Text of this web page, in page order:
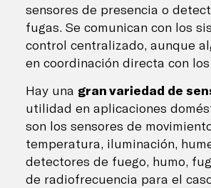
sensores de presencia o
fugas. Se comunican con los
control centralizado, aunque
en coordinación directa con
Hay una gran variedad de
utilidad en aplicaciones
son los sensores de
temperatura, iluminación,
detectores de fuego, humo,
de radiofrecuencia para el